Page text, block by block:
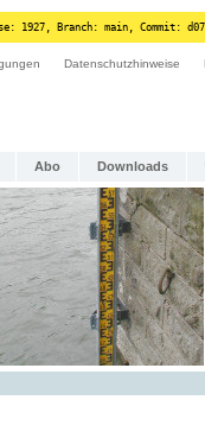
1927, Branch: main, Commit:
Datenschutzhinweise
Abo Downloads